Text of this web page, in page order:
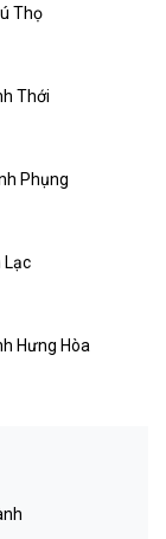
Thọ
Thới
Phụng
Lạc
Hưng Hòa